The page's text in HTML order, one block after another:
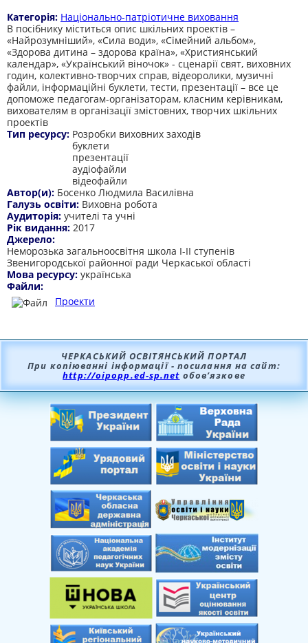
Категорія: Національно-патріотичне виховання
В посібнику міститься опис шкільних проектів –
«Найрозумніший», «Сила води», «Сімейний альбом»,
«Здорова дитина – здорова країна», «Християнський
календар», «Український віночок» - сценарії свят, виховних
годин, колективно-творчих справ, відеоролики, музичні
файли, інформаційні буклети, тести, презентації – все це
допоможе педагогам-організаторам, класним керівникам,
вихователям в організації змістовних, творчих шкільних
проектів
Тип ресурсу: Розробки виховних заходів
буклети
презентації
аудіофайли
відеофайли
Автор(и): Босенко Людмила Василівна
Галузь освіти: Виховна робота
Аудиторія: учителі та учні
Рік видання: 2017
Джерело:
Неморозька загальноосвітня школа І-ІІ ступенів
Звенигородської районної ради Черкаської області
Мова ресурсу: українська
Файли:
Проекти
ЧЕРКАСЬКИЙ ОСВІТЯНСЬКИЙ ПОРТАЛ
При копіюванні інформації - посилання на сайт:
http://oipopp.ed-sp.net обов’язкове